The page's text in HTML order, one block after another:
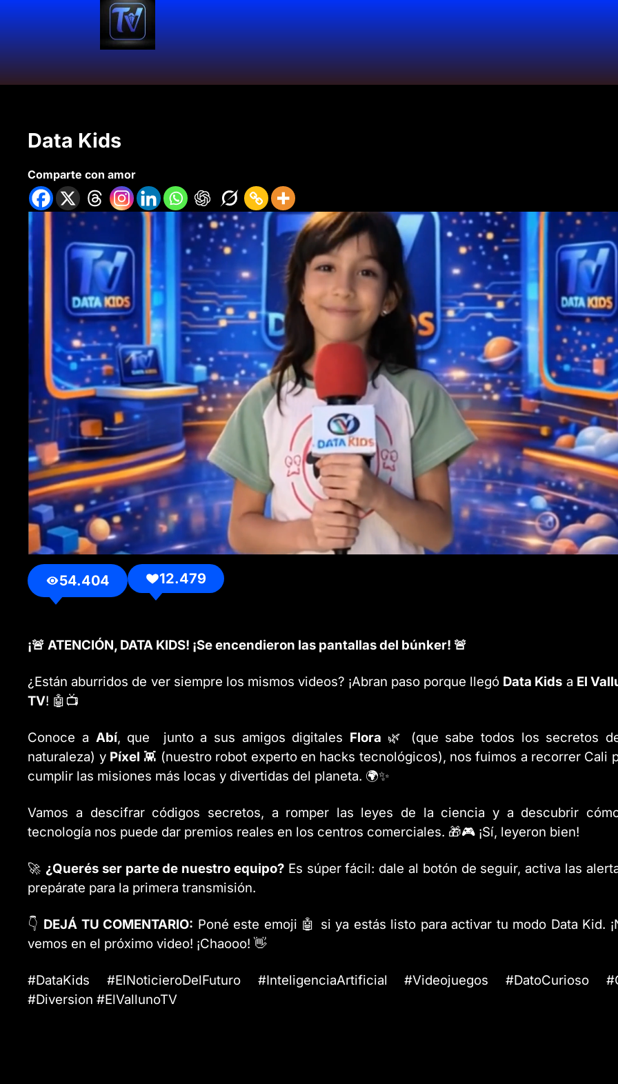
Data Kids
Comparte con amor
54.404 12.479
¡🚨 ATENCIÓN, DATA KIDS! ¡Se encendieron las pantallas del búnker! 🚨
¿Están aburridos de ver siempre los mismos videos? ¡Abran paso porque llegó Data Kids a El
TV! 🤖📺
Conoce a Abí, que junto a sus amigos digitales Flora 🌿 (que sabe todos los secretos
naturaleza) y Píxel 👾 (nuestro robot experto en hacks tecnológicos), nos fuimos a recorrer Cali
cumplir las misiones más locas y divertidas del planeta. 🌍✨
Vamos a descifrar códigos secretos, a romper las leyes de la ciencia y a descubrir
tecnología nos puede dar premios reales en los centros comerciales. 🎁🎮 ¡Sí, leyeron bien!
🚀 ¿Querés ser parte de nuestro equipo?Es súper fácil: dale al botón de seguir, activa las
prepárate para la primera transmisión.
👇 DEJÁ TU COMENTARIO: Poné este emoji 🤖 si ya estás listo para activar tu modo Data Kid.
vemos en el próximo video! ¡Chaooo! 👋
#DataKids #ElNoticieroDelFuturo #InteligenciaArtificial #Videojuegos #DatoCurioso
#Diversion #ElVallunoTV